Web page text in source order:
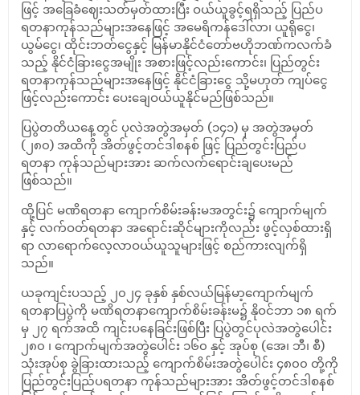
ဖြင့် အခြေခံဈေးသတ်မှတ်ထားပြီး ဝယ်ယူခွင့်ရရှိသည့် ပြည်ပ
ရတနာကုန်သည်များအနေဖြင့် အမေရိကန်ဒေါ်လာ၊ ယူရိုငွေ၊
ယွမ်ငွေ၊ ထိုင်းဘတ်ငွေနှင့် မြန်မာနိုင်ငံတော်ဗဟိုဘဏ်ကလက်ခံ
သည့် နိုင်ငံခြားငွေအမျိုး အစားဖြင့်လည်းကောင်း၊ ပြည်တွင်း
ရတနာကုန်သည်များအနေဖြင့် နိုင်ငံခြားငွေ သို့မဟုတ် ကျပ်ငွေ
ဖြင့်လည်းကောင်း ပေးချေဝယ်ယူနိုင်မည်ဖြစ်သည်။
ပြပွဲတတိယနေ့တွင် ပုလဲအတွဲအမှတ် (၁၄၁) မှ အတွဲအမှတ်
(၂၈၀) အထိကို အိတ်ဖွင့်တင်ဒါစနစ် ဖြင့် ပြည်တွင်းပြည်ပ
ရတနာ ကုန်သည်များအား ဆက်လက်ရောင်းချပေးမည်
ဖြစ်သည်။
ထို့ပြင် မဏိရတနာ ကျောက်စိမ်းခန်းမအတွင်း၌ ကျောက်မျက်
နှင့် လက်ဝတ်ရတနာ အရောင်းဆိုင်များကိုလည်း ဖွင့်လှစ်ထားရှိ
ရာ လာရောက်လေ့လာဝယ်ယူသူများဖြင့် စည်ကားလျက်ရှိ
သည်။
ယခုကျင်းပသည့် ၂၀၂၄ ခုနှစ် နှစ်လယ်မြန်မာ့ကျောက်မျက်
ရတနာပြပွဲကို မဏိရတနာကျောက်စိမ်းခန်းမ၌ နိုဝင်ဘာ ၁၈ ရက်
မှ ၂၇ ရက်အထိ ကျင်းပနေခြင်းဖြစ်ပြီး ပြပွဲတွင်ပုလဲအတွဲပေါင်း
၂၈၀ ၊ ကျောက်မျက်အတွဲပေါင်း ၁၆၀ နှင့် အုပ်စု (အေ၊ ဘီ၊ စီ)
သုံးအုပ်စု ခွဲခြားထားသည့် ကျောက်စိမ်းအတွဲပေါင်း ၄၈၀၀ တို့ကို
ပြည်တွင်းပြည်ပရတနာ ကုန်သည်များအား အိတ်ဖွင့်တင်ဒါစနစ်